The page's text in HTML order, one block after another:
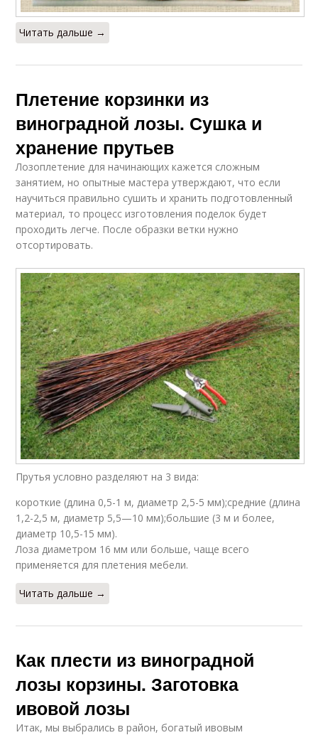
Читать дальше →
Плетение корзинки из
виноградной лозы. Сушка и
хранение прутьев
Лозоплетение для начинающих кажется сложным
занятием, но опытные мастера утверждают, что если
научиться правильно сушить и хранить подготовленный
материал, то процесс изготовления поделок будет
проходить легче. После образки ветки нужно
отсортировать.
Прутья условно разделяют на 3 вида:
короткие (длина 0,5-1 м, диаметр 2,5-5 мм);средние (длина
1,2-2,5 м, диаметр 5,5—10 мм);большие (3 м и более,
диаметр 10,5-15 мм).
Лоза диаметром 16 мм или больше, чаще всего
применяется для плетения мебели.
Читать дальше →
Как плести из виноградной
лозы корзины. Заготовка
ивовой лозы
Итак, мы выбрались в район, богатый ивовым